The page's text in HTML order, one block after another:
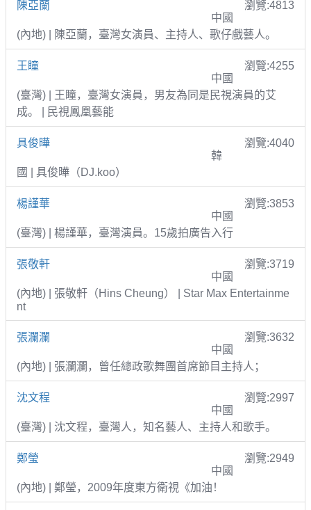
陳亞蘭
瀏覽:4813
中國
(內地) | 陳亞蘭，臺灣女演員、主持人、歌仔戲藝人。
王瞳
瀏覽:4255
中國
(臺灣) | 王瞳，臺灣女演員，男友為同是民視演員的艾
成。 | 民視鳳凰藝能
具俊曄
瀏覽:4040
韓
國 | 具俊曄（DJ.koo）
楊謹華
瀏覽:3853
中國
(臺灣) | 楊謹華，臺灣演員。15歲拍廣告入行
張敬軒
瀏覽:3719
中國
(內地) | 張敬軒（Hins Cheung） | Star Max Entertainme
nt
張瀾瀾
瀏覽:3632
中國
(內地) | 張瀾瀾，曾任總政歌舞團首席節目主持人；
沈文程
瀏覽:2997
中國
(臺灣) | 沈文程，臺灣人，知名藝人、主持人和歌手。
鄭瑩
瀏覽:2949
中國
(內地) | 鄭瑩，2009年度東方衛視《加油！